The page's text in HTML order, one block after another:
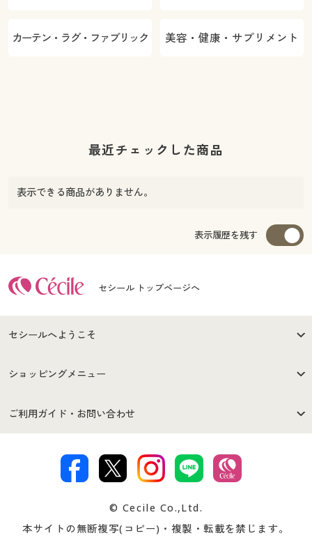
カーテン・ラグ・ファブリック 美容・健康・サプリメント
最近チェックした商品
表示できる商品がありません。
表示履歴を残す
セシール トップページへ
セシールへようこそ
はじめての方へ
セシールご利用規約
著作権・商標について 会社案内
ショッピングメニュー
商品カテゴリ
プレゼント＆キャンペーン サイトマップ
ご利用ガイド・お問い合わせ
交換・返品は お支払は
ついて
忘れの場合
© Cecile Co.,Ltd.
本サイトの無断複写(コピー)・複製・転載を禁じます。